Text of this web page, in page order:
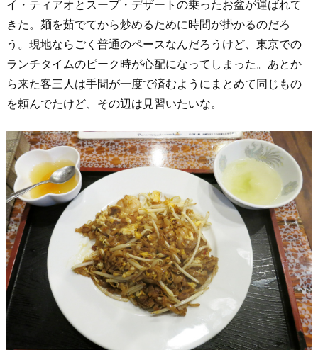
イ・ティアオとスープ・デザートの乗ったお盆が運ばれて
きた。麺を茹でてから炒めるために時間が掛かるのだろ
う。現地ならごく普通のペースなんだろうけど、東京での
ランチタイムのピーク時が心配になってしまった。あとか
ら来た客三人は手間が一度で済むようにまとめて同じもの
を頼んでたけど、その辺は見習いたいな。